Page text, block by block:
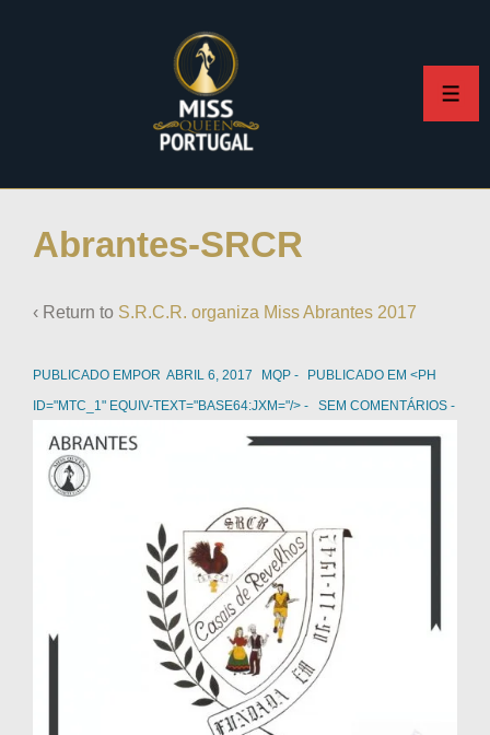
Abrantes-SRCR
‹ Return to S.R.C.R. organiza Miss Abrantes 2017
PUBLICADO EMPOR ABRIL 6, 2017 MQP
PUBLICADO EM <PH
ID="MTC_1" EQUIV-TEXT="BASE64:JXM="/>
SEM COMENTÁRIOS